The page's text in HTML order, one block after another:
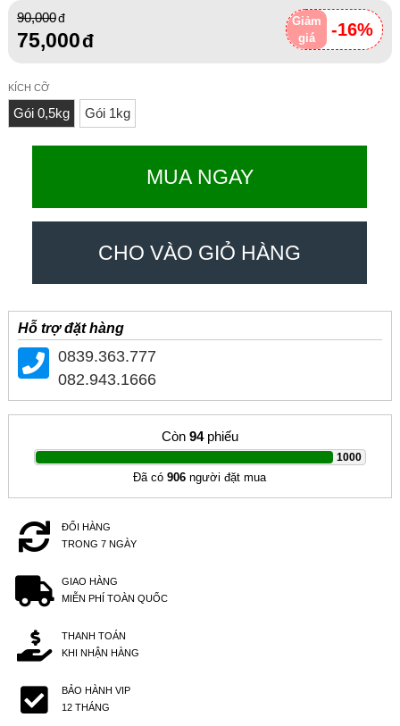
Giảm
giá
-16%
90,000
75,000
KÍCH CỠ
Gói 0,5kg Gói 1kg
MUA NGAY
CHO VÀO GIỎ HÀNG
Hỗ trợ đặt hàng
0839.363.777
082.943.1666
Còn 94phiếu
1000
|
Đã có906 người đặt mua
ĐỔI HÀNG
TRONG 7 NGÀY
GIAO HÀNG
MIỄN PHÍ TOÀN QUỐC
THANH TOÁN
KHI NHẬN HÀNG
BẢO HÀNH VIP
12 THÁNG